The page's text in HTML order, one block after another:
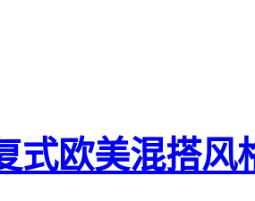
式欧美混搭风